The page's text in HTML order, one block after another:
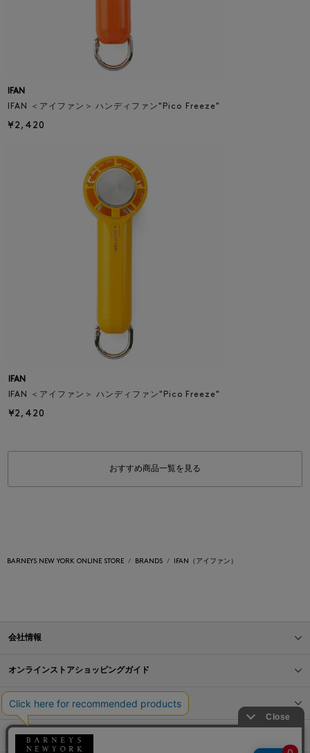
IFAN
IFAN ＜アイファン＞ ハンディファン"Pico Freeze"
¥2,420
IFAN
IFAN ＜アイファン＞ ハンディファン"Pico Freeze"
¥2,420
おすすめ商品一覧を見る
BARNEYS NEW YORK ONLINE STORE BRANDS IFAN（アイファン）
会社情報
オンラインストアショッピングガイド
店舗情報
サービス